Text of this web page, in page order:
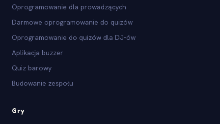
Oprogramowanie dla prowadzących
Darmowe oprogramowanie do quizów
Oprogramowanie do quizów dla DJ-ów
Aplikacja buzzer
Quiz barowy
Budowanie zespołu
Gry